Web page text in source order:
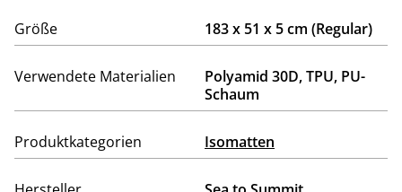
Größe 183 x 51 x 5 cm (Regular)
Verwendete Materialien
Polyamid 30D, TPU, PU-
Schaum
Produktkategorien Isomatten